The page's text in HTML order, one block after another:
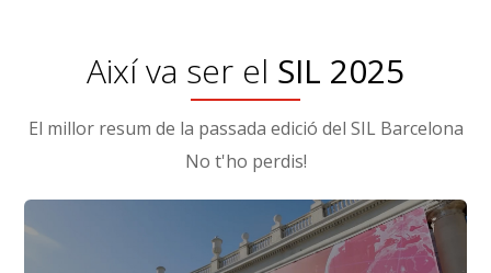
Així va ser el SIL 2025
El millor resum de la passada edició del SIL Barcelona
No t'ho perdis!